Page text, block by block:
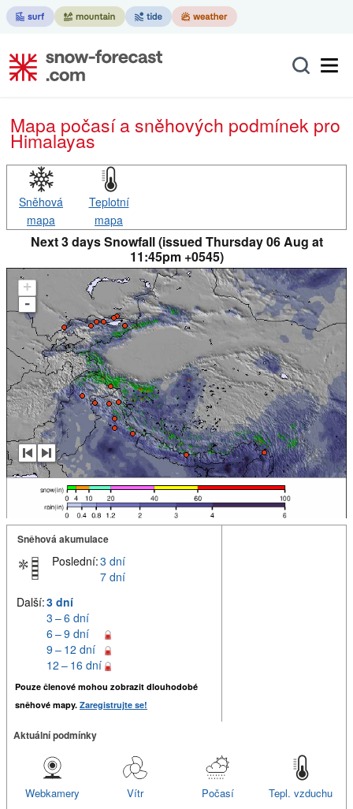
Mapa počasí a sněhových podmínek pro
Himalayas
Sněhová
mapa
Teplotní
mapa
Next 3 days Snowfall (issued Thursday 06 Aug at
11:45pm +0545)
+
-
Sněhová akumulace
Poslední:3 dní
7 dní
Další:3 dní
3 – 6 dní
6 – 9 dní
9 – 12 dní
12 – 16 dní
Pouze členové mohou zobrazit dlouhodobé
sněhové mapy. Zaregistrujte se!
Aktuální podmínky
Tepl. vzduchu
Počasí
Vítr
Webkamery